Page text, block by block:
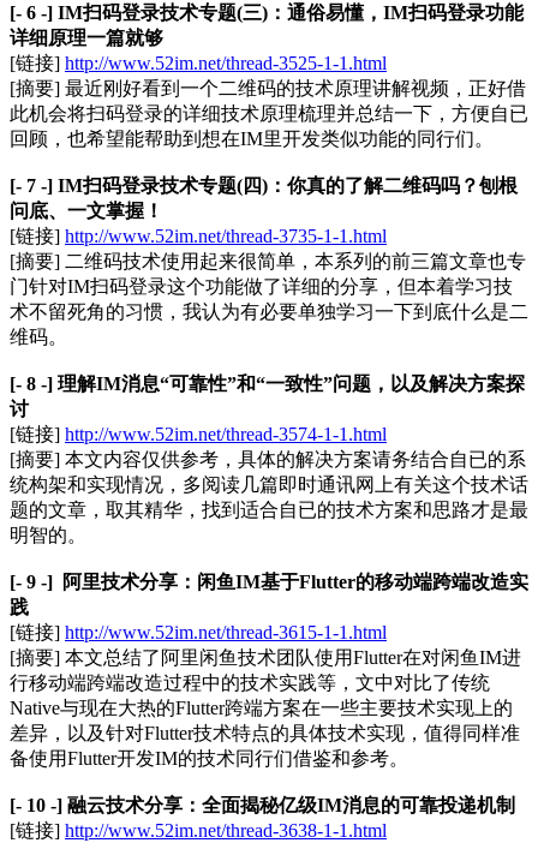
[- 6 -] IM扫码登录技术专题(三)：通俗易懂，IM扫码登录功能
详细原理一篇就够
[链接] http://www.52im.net/thread-3525-1-1.html
[摘要] 最近刚好看到一个二维码的技术原理讲解视频，正好借
此机会将扫码登录的详细技术原理梳理并总结一下，方便自已
回顾，也希望能帮助到想在IM里开发类似功能的同行们。
[- 7 -] IM扫码登录技术专题(四)：你真的了解二维码吗？刨根
问底、一文掌握！
[链接] http://www.52im.net/thread-3735-1-1.html
[摘要] 二维码技术使用起来很简单，本系列的前三篇文章也专
门针对IM扫码登录这个功能做了详细的分享，但本着学习技
术不留死角的习惯，我认为有必要单独学习一下到底什么是二
维码。
[- 8 -] 理解IM消息“可靠性”和“一致性”问题，以及解决方案探
讨
[链接] http://www.52im.net/thread-3574-1-1.html
[摘要] 本文内容仅供参考，具体的解决方案请务结合自已的系
统构架和实现情况，多阅读几篇即时通讯网上有关这个技术话
题的文章，取其精华，找到适合自已的技术方案和思路才是最
明智的。
[- 9 -] 阿里技术分享：闲鱼IM基于Flutter的移动端跨端改造实
践
[链接] http://www.52im.net/thread-3615-1-1.html
[摘要] 本文总结了阿里闲鱼技术团队使用Flutter在对闲鱼IM进
行移动端跨端改造过程中的技术实践等，文中对比了传统
Native与现在大热的Flutter跨端方案在一些主要技术实现上的
差异，以及针对Flutter技术特点的具体技术实现，值得同样准
备使用Flutter开发IM的技术同行们借鉴和参考。
[- 10 -] 融云技术分享：全面揭秘亿级IM消息的可靠投递机制
[链接] http://www.52im.net/thread-3638-1-1.html